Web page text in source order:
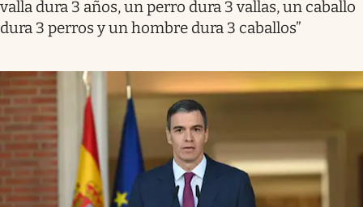
valla dura 3 años, un perro dura 3 vallas, un caballo
dura 3 perros y un hombre dura 3 caballos”